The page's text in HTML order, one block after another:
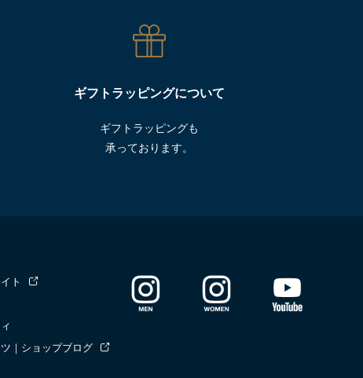
ギフトラッピングについて
ギフトラッピングも
承っております。
ト
｜ショップブログ